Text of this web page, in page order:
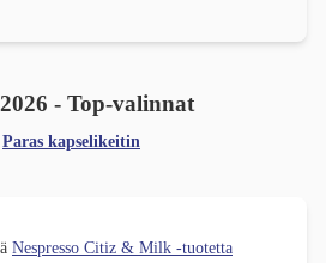
- Top-valinnat
Paras kapselikeitin
Nespresso Citiz & Milk -tuotetta